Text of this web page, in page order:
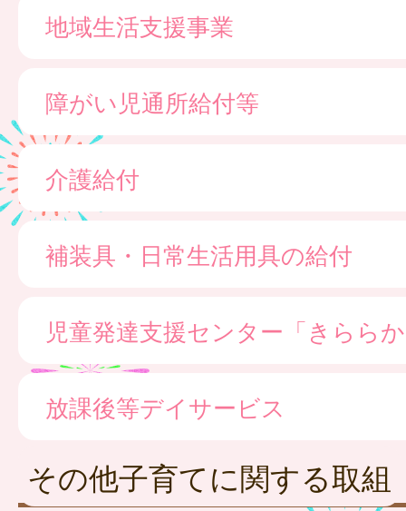
地域生活支援事業
障がい児通所給付等
介護給付
補装具・日常生活用具の給付
児童発達支援センター「きらら
放課後等デイサービス
その他子育てに関する取組